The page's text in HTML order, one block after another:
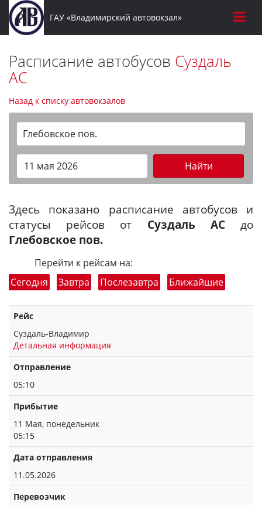
ГАУ «Владимирский автовокзал»
Расписание автобусов Суздаль
АС
Назад к списку автовокзалов
Глебовское пов.
Найти
Здесь показано расписание автобусов и
статусы рейсов от Суздаль АСдо
Глебовское пов.
Перейти к рейсам на:
Сегодня
Завтра Послезавтра Ближайшие
Рейс
Суздаль-Владимир
Детальная информация
Отправление
05:10
Прибытие
11 Мая, понедельник
05:15
Дата отправления
11.05.2026
Перевозчик